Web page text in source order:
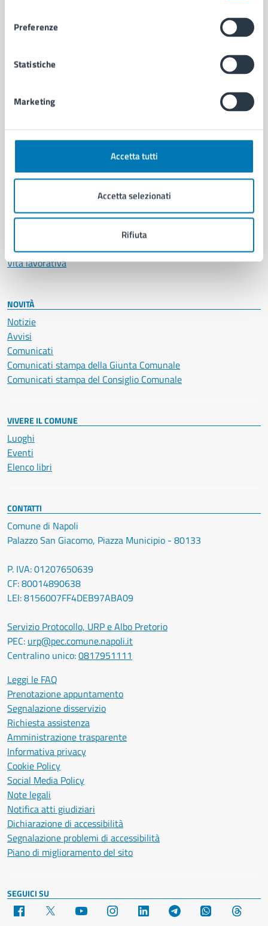
Preferenze
Statistiche
Marketing
Accetta tutti
Accetta selezionati
Rifiuta
Personale amministrativo
Intranet, posta aziendale e protocollo
CATEGORIE DI SERVIZIO
Documenti e certificati
Educazione e formazione
Imprese e commercio
Salute, benessere e assistenza
Servizi Cimiteriali
Vita lavorativa
NOVITÀ
Notizie
Avvisi
Comunicati
Comunicati stampa della Giunta Comunale
Comunicati stampa del Consiglio Comunale
VIVERE IL COMUNE
Luoghi
Eventi
Elenco libri
CONTATTI
Comune di Napoli
Palazzo San Giacomo, Piazza Municipio - 80133
P. IVA: 01207650639
CF: 80014890638
LEI: 8156007FF4DEB97ABA09
Servizio Protocollo, URP e Albo Pretorio
PEC: urp@pec.comune.napoli.it
Centralino unico:0817951111
Leggi le FAQ
Prenotazione appuntamento
Segnalazione disservizio
Richiesta assistenza
Amministrazione trasparente
Informativa privacy
Cookie Policy
Social Media Policy
Note legali
Notifica atti giudiziari
Dichiarazione di accessibilità
Segnalazione problemi di accessibilità
Piano di miglioramento del sito
SEGUICI SU
Facebook YouTube Instagram LinkedIn Telegram WhatsApp